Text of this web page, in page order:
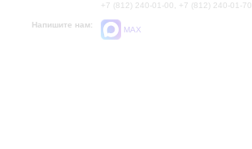
+7 (812) 240-01-00, +7 (812) 240-01-70
Напишите нам:
MAX